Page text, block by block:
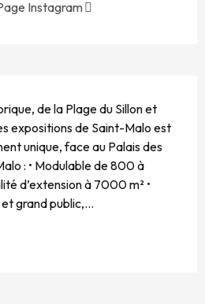
Instagram
de la Plage du Sillon et
expositions de Saint-Malo est
unique, face au Palais des
: • Modulable de 800 à
d’extension à 7000 m² •
grand public,...